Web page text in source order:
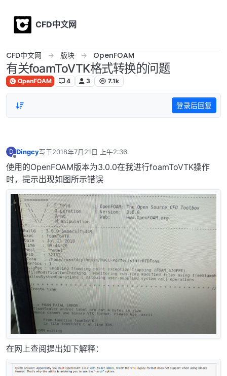
CFD中文网
CFD中文网 版块 OpenFOAM
有关foamToVTK格式转换的问题
OpenFOAM 4 3 7.1k
登录后回复
D
离线
Dingcy写于2018年7月21日 上午2:36
最后由 编辑
使用的OpenFOAM版本为3.0.0在我进行foamToVTK操作
时，提示出现如图所示错误
在网上查阅提出如下解释：